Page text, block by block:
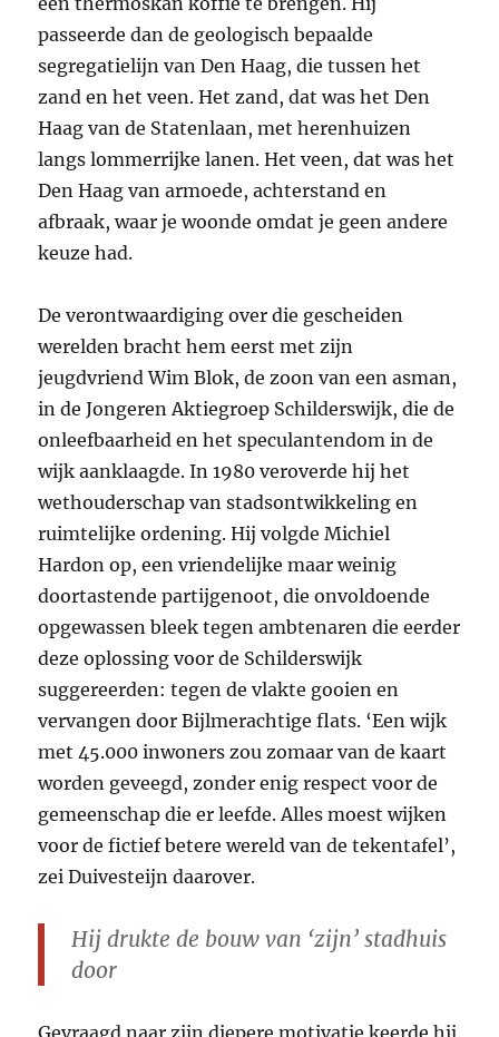
passeerde dan de geologisch bepaalde
segregatielijn van Den Haag, die tussen het
zand en het veen. Het zand, dat was het Den
Haag van de Statenlaan, met herenhuizen
langs lommerrijke lanen. Het veen, dat was het
Den Haag van armoede, achterstand en
afbraak, waar je woonde omdat je geen andere
keuze had.
De verontwaardiging over die gescheiden
werelden bracht hem eerst met zijn
jeugdvriend Wim Blok, de zoon van een asman,
in de Jongeren Aktiegroep Schilderswijk, die de
onleefbaarheid en het speculantendom in de
wijk aanklaagde. In 1980 veroverde hij het
wethouderschap van stadsontwikkeling en
ruimtelijke ordening. Hij volgde Michiel
Hardon op, een vriendelijke maar weinig
doortastende partijgenoot, die onvoldoende
opgewassen bleek tegen ambtenaren die eerder
deze oplossing voor de Schilderswijk
suggereerden: tegen de vlakte gooien en
vervangen door Bijlmerachtige flats. ‘Een wijk
met 45.000 inwoners zou zomaar van de kaart
worden geveegd, zonder enig respect voor de
gemeenschap die er leefde. Alles moest wijken
voor de fictief betere wereld van de tekentafel’,
zei Duivesteijn daarover.
Hij drukte de bouw van ‘zijn’ stadhuis
door
Gevraagd naar zijn diepere motivatie keerde hij